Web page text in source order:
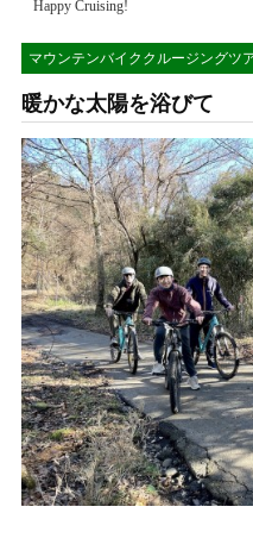
Happy Cruising!
マウンテンバイククルージングツ
暖かな太陽を浴びて